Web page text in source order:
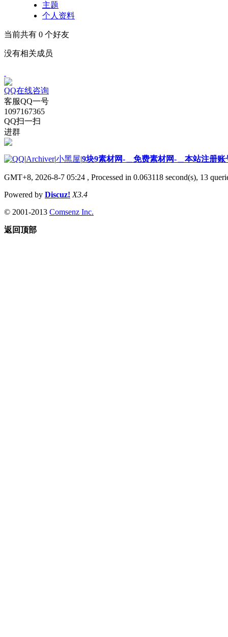
主题
个人资料
当前共有 0 个好友
没有相关成员
QQ在线咨询
客服QQ一号
1097167365
QQ扫一扫
进群
|Archiver|小黑屋|9块9素材网-＿免费素材网-＿本站注册账
GMT+8, 2026-8-7 05:24 , Processed in 0.063118 second(s), 13
Powered by Discuz! X3.4
© 2001-2013 Comsenz Inc.
返回顶部